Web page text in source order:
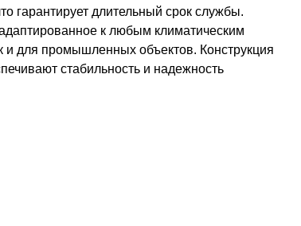
гарантирует длительный срок службы.
к любым климатическим
и для промышленных объектов. Конструкция
стабильность и надежность